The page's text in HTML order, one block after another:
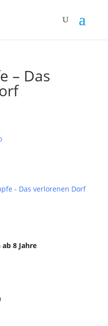
– Das
8 Jahre